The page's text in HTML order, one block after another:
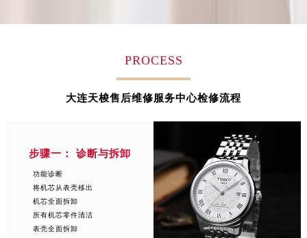
安徽省六安市金安区解放中路天梭售后服务中心（需提前预约）
安徽省宿州市埇桥区人民中路天梭售后服务中心（需提前预约）
安徽省铜陵市铜官区石城大道天梭售后服务中心（需提前预约）
安徽省宣城市宣州区叠嶂西路天梭售后服务中心（需提前预约）
福建省龙岩市新罗区九一南路天梭售后服务中心（需提前预约）
福建省南平市建阳区人民西路天梭售后服务中心（需提前预约）
PROCESS
大连天梭售后维修服务中心检修流程
步骤一： 诊断与拆卸
功能诊断
将机芯从表壳移出
机芯全面拆卸
所有机芯零件清洁
表壳全面拆卸